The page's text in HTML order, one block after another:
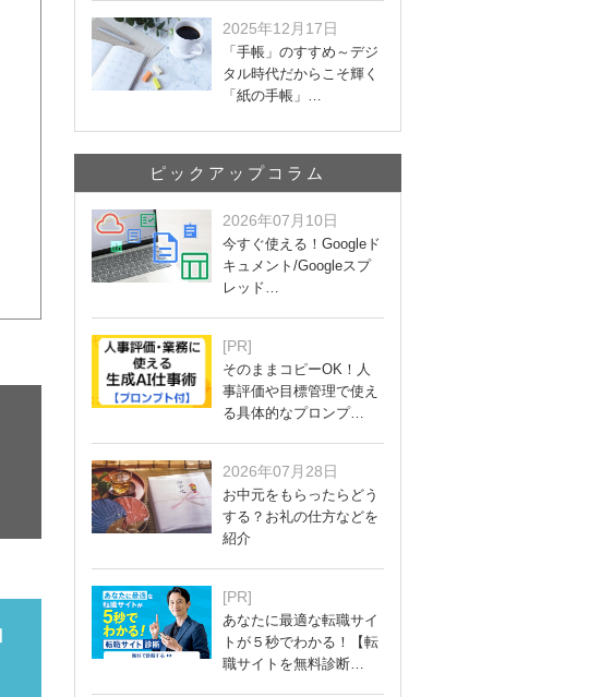
2025年12月17日
「手帳」のすすめ～デジ
タル時代だからこそ輝く
「紙の手帳」…
ピックアップコラム
2026年07月10日
今すぐ使える！Googleド
キュメント/Googleスプ
レッド…
[PR]
そのままコピーOK！人
事評価や目標管理で使え
る具体的なプロンプ…
2026年07月28日
お中元をもらったらどう
する？お礼の仕方などを
紹介
[PR]
あなたに最適な転職サイ
トが５秒でわかる！【転
職サイトを無料診断…